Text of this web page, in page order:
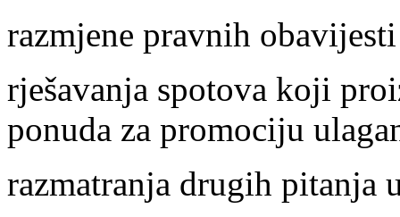
razmjene pravnih
rješavanja spotova koji
ponuda za promociju
razmatranja drugih pitanja